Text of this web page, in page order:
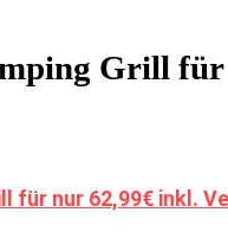
Grill für
für nur 62,99€ inkl.